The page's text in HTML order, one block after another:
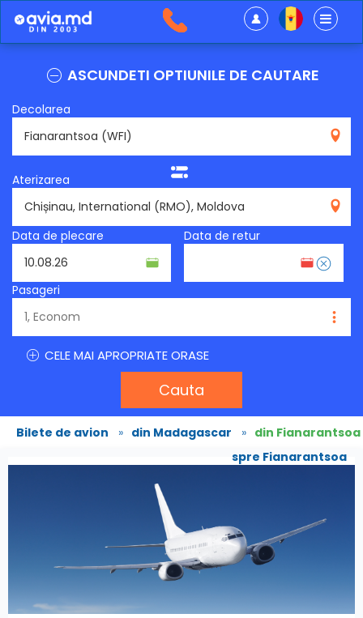
ASCUNDETI OPTIUNILE DE CAUTARE
Decolarea
Aterizarea
Data de plecare
Data de retur
Pasageri
CELE MAI APROPRIATE ORASE
Cauta
Bilete de avion » din Madagascar » din Fianarantsoa
spre Fianarantsoa